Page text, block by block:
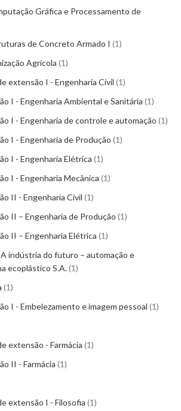
Gráfica e Processamento de
de Concreto Armado I 1
Agrícola 1
extensão I - Engenharia Civil 1
I - Engenharia Ambiental e Sanitária 1
I - Engenharia de controle e automação 1
I - Engenharia de Produção 1
I - Engenharia Elétrica 1
I - Engenharia Mecânica 1
II - Engenharia Civil 1
II – Engenharia de Produção 1
II – Engenharia Elétrica 1
indústria do futuro – automação e
ecoplástico S.A. 1
1
I - Embelezamento e imagem pessoal 1
extensão - Farmácia 1
II - Farmácia 1
extensão I - Filosofia 1